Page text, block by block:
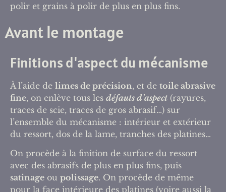
polir et grains à polir de plus en plus fins.
Avant le montage
Finitions d'aspect du mécanisme
À l’aide de limes de précision, et de toile abrasive
fine, on enlève tous les défauts d’aspect (rayures,
traces de scie, traces de gros abrasif…) sur
l’ensemble du mécanisme : intérieur et extérieur
du ressort, dos de la lame, tranches des platines…
On procède à la finition de surface du ressort
avec des abrasifs de plus en plus fins, puis
satinage ou polissage. On procède de même
pour la face intérieure des platines (voire aussi la